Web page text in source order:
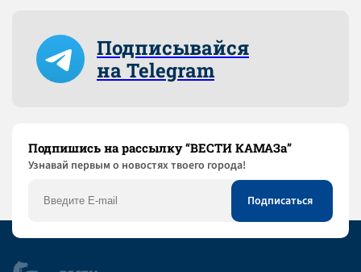
Подписывайся
на Telegram
Подпишись на рассылку “ВЕСТИ КАМАЗа”
Узнaвай первым о новостях твоего города!